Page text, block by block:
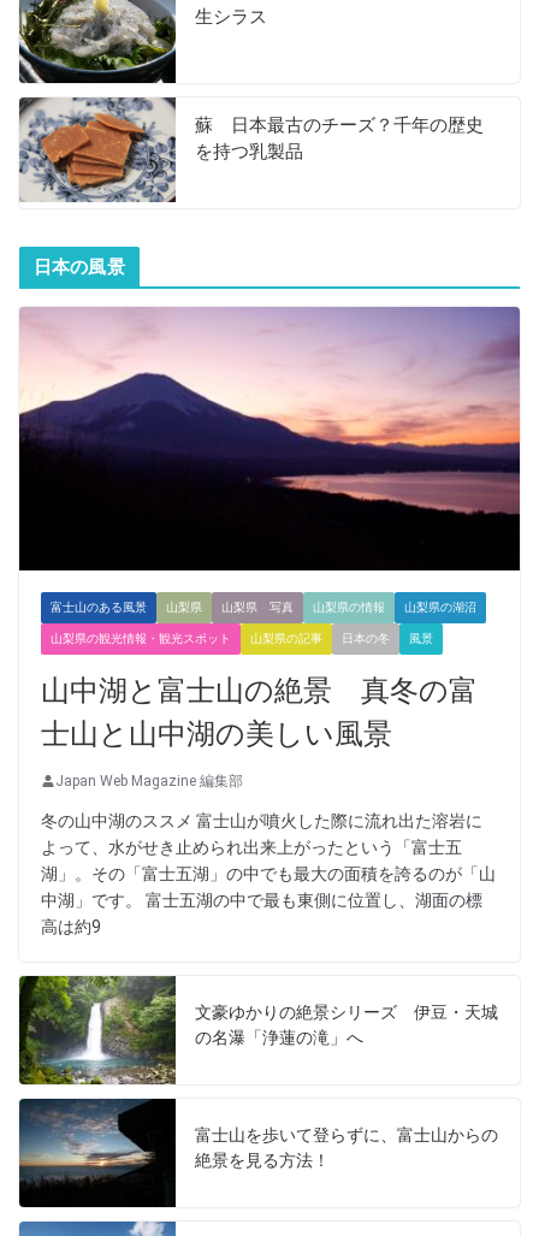
生シラス
蘇 日本最古のチーズ？千年の歴史
を持つ乳製品
日本の風景
富士山のある風景 山梨県 山梨県 写真 山梨県の情報 山梨県の湖沼
山梨県の観光情報・観光スポット 山梨県の記事 日本の冬 風景
山中湖と富士山の絶景 真冬の富
士山と山中湖の美しい風景
Japan Web Magazine 編集部
冬の山中湖のススメ 富士山が噴火した際に流れ出た溶岩に
よって、水がせき止められ出来上がったという「富士五
湖」。その「富士五湖」の中でも最大の面積を誇るのが「山
中湖」です。 富士五湖の中で最も東側に位置し、湖面の標
高は約9
文豪ゆかりの絶景シリーズ 伊豆・天城
の名瀑「浄蓮の滝」へ
富士山を歩いて登らずに、富士山からの
絶景を見る方法！